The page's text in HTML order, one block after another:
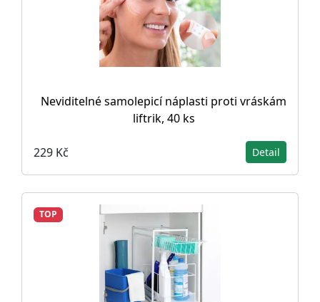
Neviditelné samolepicí náplasti proti vráskám
liftrik, 40 ks
229 Kč Detail
TOP